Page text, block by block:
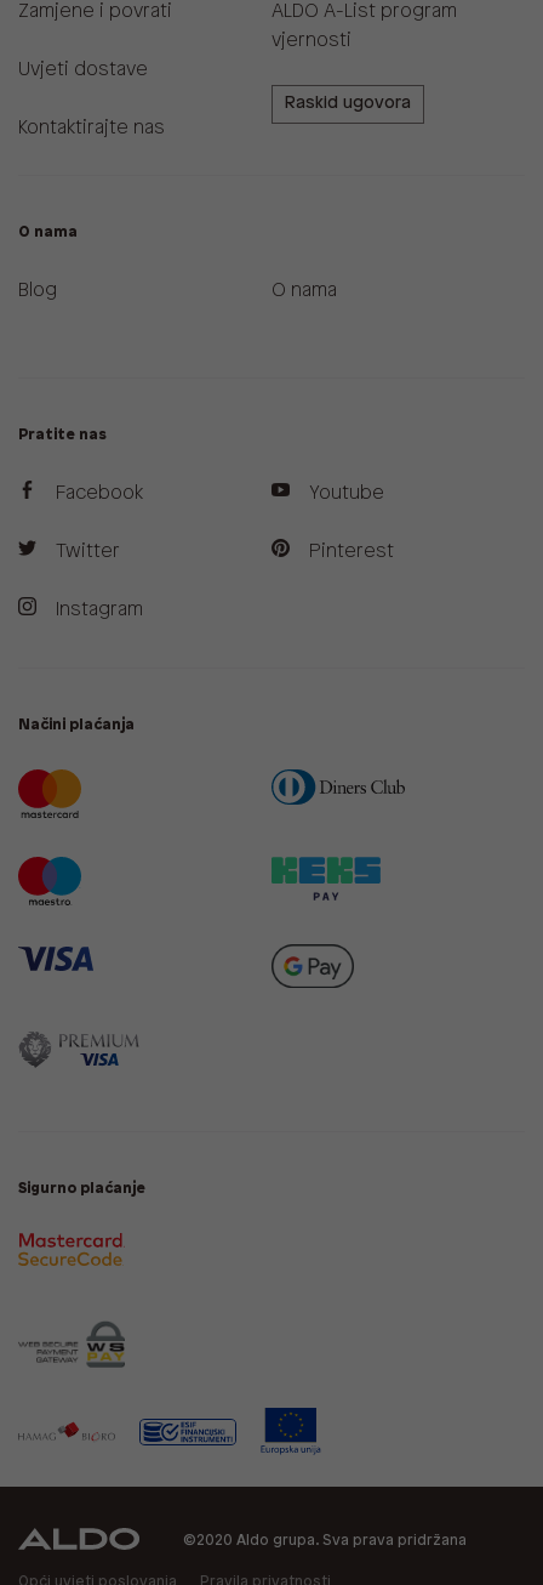
Zamjene i povrati
Uvjeti dostave
Kontaktirajte nas
ALDO A-List program
vjernosti
Raskid ugovora
O nama
Blog O nama
Pratite nas
Facebook
Twitter
Instagram
Youtube
Pinterest
Načini plaćanja
Sigurno plaćanje
©2020 Aldo grupa. Sva prava pridržana